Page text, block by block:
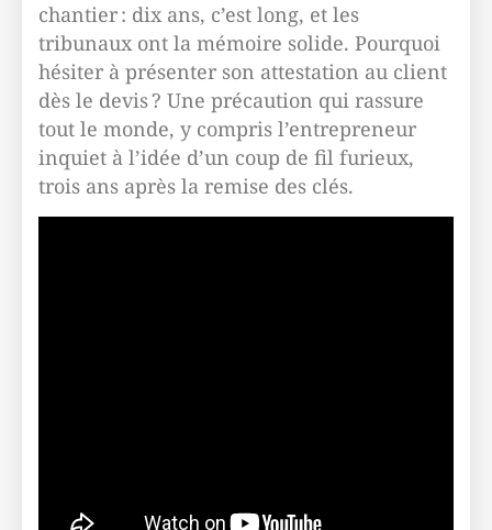
chantier : dix ans, c’est long, et les
tribunaux ont la mémoire solide. Pourquoi
hésiter à présenter son attestation au client
dès le devis ? Une précaution qui rassure
tout le monde, y compris l’entrepreneur
inquiet à l’idée d’un coup de fil furieux,
trois ans après la remise des clés.